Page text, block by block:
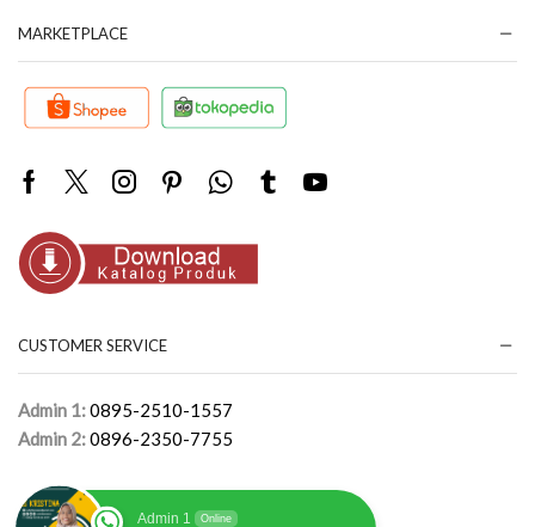
MARKETPLACE
Facebook
TwitterInstagram
PinterestWhatsapp
TumblrYoutube
CUSTOMER SERVICE
Admin 1:0895-2510-1557
Admin 2:0896-2350-7755
Admin 1 Online